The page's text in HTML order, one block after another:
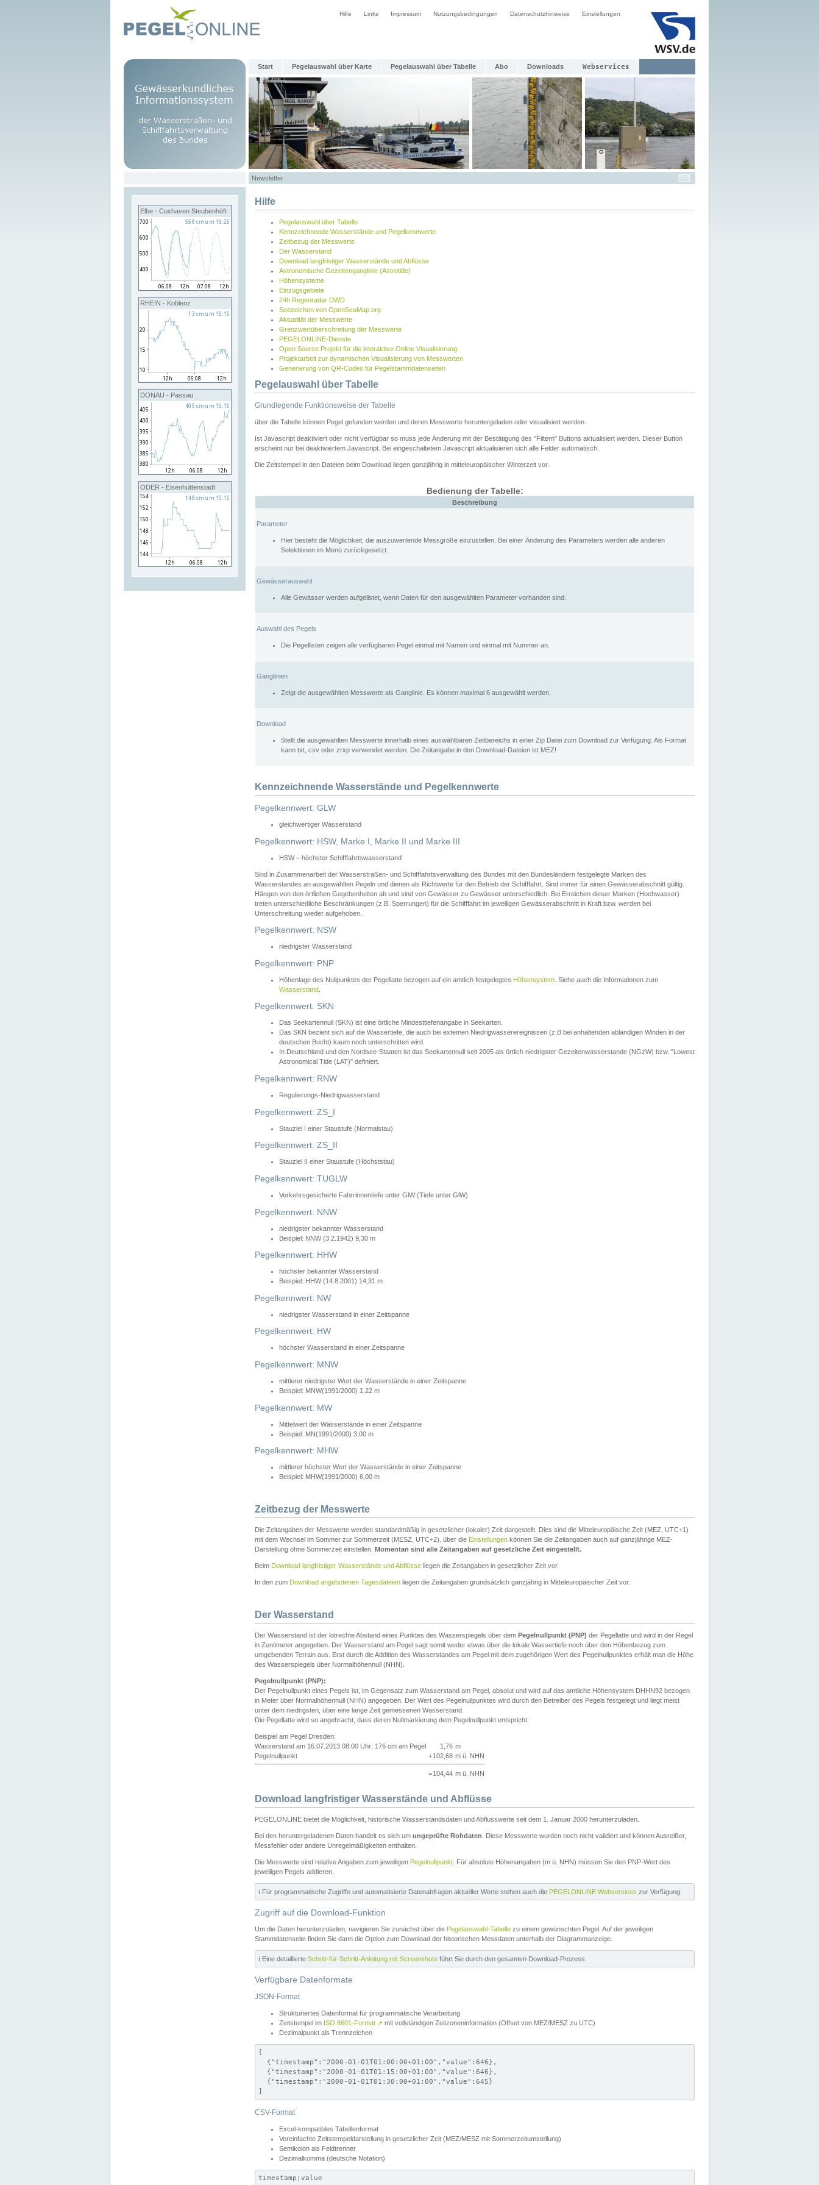
Hilfe Links Impressum Nutzungsbedingungen Datenschutzhinweise Einstellungen
Start Pegelauswahl über Karte Pegelauswahl über Tabelle Abo Downloads Webservices
Newsletter
Elbe - Cuxhaven Steubenhöft
RHEIN - Koblenz
DONAU - Passau
ODER - Eisenhüttenstadt
Hilfe
Pegelauswahl über Tabelle
Kennzeichnende Wasserstände und Pegelkennwerte
Zeitbezug der Messwerte
Der Wasserstand
Download langfristiger Wasserstände und Abflüsse
Astronomische Gezeitenganglinie (Astrotide)
Höhensysteme
Einzugsgebiete
24h Regenradar DWD
Seezeichen von OpenSeaMap.org
Aktualität der Messwerte
Grenzwertüberschreitung der Messwerte
PEGELONLINE-Dienste
Open Source Projekt für die interaktive Online Visualisierung
Projektarbeit zur dynamischen Visualisierung von Messwerten
Generierung von QR-Codes für Pegelstammdatenseiten
Pegelauswahl über Tabelle
Grundlegende Funktionsweise der Tabelle
über die Tabelle können Pegel gefunden werden und deren Messwerte heruntergeladen oder visualisiert werden.
Ist Javascript deaktiviert oder nicht verfügbar so muss jede Änderung mit der Bestätigung des "Filtern" Buttons aktualisiert werden. Dieser Button
erscheint nur bei deaktiviertem Javascript. Bei eingeschaltetem Javascript aktualisieren sich alle Felder automatisch.
Die Zeitstempel in den Dateien beim Download liegen ganzjährig in mitteleuropäischer Winterzeit vor.
Bedienung der Tabelle:
Beschreibung
Parameter
Hier besteht die Möglichkeit, die auszuwertende Messgröße einzustellen. Bei einer Änderung des Parameters werden alle anderen
Selektionen im Menü zurückgesetzt.
Gewässerauswahl
Alle Gewässer werden aufgelistet, wenn Daten für den ausgewählten Parameter vorhanden sind.
Auswahl des Pegels
Die Pegellisten zeigen alle verfügbaren Pegel einmal mit Namen und einmal mit Nummer an.
Ganglinien
Zeigt die ausgewählten Messwerte als Ganglinie. Es können maximal 6 ausgewählt werden.
Download
Stellt die ausgewählten Messwerte innerhalb eines auswählbaren Zeitbereichs in einer Zip Datei zum Download zur Verfügung. Als Format
kann txt, csv oder zrxp verwendet werden. Die Zeitangabe in den Download-Dateien ist MEZ!
Kennzeichnende Wasserstände und Pegelkennwerte
Pegelkennwert: GLW
gleichwertiger Wasserstand
Pegelkennwert: HSW, Marke I, Marke II und Marke III
HSW – höchster Schifffahrtswasserstand
Sind in Zusammenarbeit der Wasserstraßen- und Schifffahrtsverwaltung des Bundes mit den Bundesländern festgelegte Marken des
Wasserstandes an ausgewählten Pegeln und dienen als Richtwerte für den Betrieb der Schifffahrt. Sind immer für einen Gewässerabschnitt gültig.
Hängen von den örtlichen Gegebenheiten ab und sind von Gewässer zu Gewässer unterschiedlich. Bei Erreichen dieser Marken (Hochwasser)
treten unterschiedliche Beschränkungen (z.B. Sperrungen) für die Schifffahrt im jeweiligen Gewässerabschnitt in Kraft bzw. werden bei
Unterschreitung wieder aufgehoben.
Pegelkennwert: NSW
niedrigster Wasserstand
Pegelkennwert: PNP
Höhenlage des Nullpunktes der Pegellatte bezogen auf ein amtlich festgelegtes Höhensystem . Siehe auch die Informationen zum
Wasserstand
Pegelkennwert: SKN
Das Seekartennull (SKN) ist eine örtliche Mindesttiefenangabe in Seekarten.
Das SKN bezieht sich auf die Wassertiefe, die auch bei extemen Niedrigwasserereignissen (z.B bei anhaltenden ablandigen Winden in der
deutschen Bucht) kaum noch unterschritten wird.
In Deutschland und den Nordsee-Staaten ist das Seekartennull seit 2005 als örtlich niedrigster Gezeitenwasserstande (NGzW) bzw. "Lowest
Astronomical Tide (LAT)" definiert.
Pegelkennwert: RNW
Regulierungs-Niedrigwasserstand
Pegelkennwert: ZS_I
Stauziel I einer Staustufe (Normalstau)
Pegelkennwert: ZS_II
Stauziel II einer Staustufe (Höchststau)
Pegelkennwert: TUGLW
Verkehrsgesicherte Fahrrinnentiefe unter GlW (Tiefe unter GlW)
Pegelkennwert: NNW
niedrigster bekannter Wasserstand
Beispiel: NNW (3.2.1942) 9,30 m
Pegelkennwert: HHW
höchster bekannter Wasserstand
Beispiel: HHW (14.8.2001) 14,31 m
Pegelkennwert: NW
niedrigster Wasserstand in einer Zeitspanne
Pegelkennwert: HW
höchster Wasserstand in einer Zeitspanne
Pegelkennwert: MNW
mittlerer niedrigster Wert der Wasserstände in einer Zeitspanne
Beispiel: MNW(1991/2000) 1,22 m
Pegelkennwert: MW
Mittelwert der Wasserstände in einer Zeitspanne
Beispiel: MN(1991/2000) 3,00 m
Pegelkennwert: MHW
mittlerer höchster Wert der Wasserstände in einer Zeitspanne
Beispiel: MHW(1991/2000) 6,00 m
Zeitbezug der Messwerte
Die Zeitangaben der Messwerte werden standardmäßig in gesetzlicher (lokaler) Zeit dargestellt. Dies sind die Mitteleuropäische Zeit (MEZ, UTC+1)
mit dem Wechsel im Sommer zur Sommerzeit (MESZ, UTC+2). über die Einstellungen können Sie die Zeitangaben auch auf ganzjährige MEZ-
Darstellung ohne Sommerzeit einstellen. Momentan sind alle Zeitangaben auf gesetzliche Zeit eingestellt.
Beim Download langfristiger Wasserstände und Abflüsse liegen die Zeitangaben in gesetzlicher Zeit vor.
In den zum Download angebotenen Tagesdateien liegen die Zeitangaben grundsätzlich ganzjährig in Mitteleuropäischer Zeit vor.
Der Wasserstand
Der Wasserstand ist der lotrechte Abstand eines Punktes des Wasserspiegels über dem Pegelnullpunkt (PNP) der Pegellatte und wird in der Regel
in Zentimeter angegeben. Der Wasserstand am Pegel sagt somit weder etwas über die lokale Wassertiefe noch über den Höhenbezug zum
umgebenden Terrain aus. Erst durch die Addition des Wasserstandes am Pegel mit dem zugehörigen Wert des Pegelnullpunktes erhält man die Höhe
des Wasserspiegels über Normalhöhennull (NHN).
Pegelnullpunkt (PNP):
Der Pegelnullpunkt eines Pegels ist, im Gegensatz zum Wasserstand am Pegel, absolut und wird auf das amtliche Höhensystem DHHN92 bezogen
in Meter über Normalhöhennull (NHN) angegeben. Der Wert des Pegelnullpunktes wird durch den Betreiber des Pegels festgelegt und liegt meist
unter dem niedrigsten, über eine lange Zeit gemessenen Wasserstand.
Die Pegellatte wird so angebracht, dass deren Nullmarkierung dem Pegelnullpunkt entspricht.
Beispiel am Pegel Dresden:
Wasserstand am 16.07.2013 08:00 Uhr: 176 cm am Pegel
1,76 m
Pegelnullpunkt
+102,68 m ü. NHN
=104,44 m ü. NHN
Download langfristiger Wasserstände und Abflüsse
PEGELONLINE bietet die Möglichkeit, historische Wasserstandsdaten und Abflusswerte seit dem 1. Januar 2000 herunterzuladen.
Bei den heruntergeladenen Daten handelt es sich um ungeprüfte Rohdaten . Diese Messwerte wurden noch nicht validiert und können Ausreißer,
Messfehler oder andere Unregelmäßigkeiten enthalten.
Die Messwerte sind relative Angaben zum jeweiligen Pegelnullpunkt . Für absolute Höhenangaben (m ü. NHN) müssen Sie den PNP-Wert des
jeweiligen Pegels addieren.
ℹ️ Für programmatische Zugriffe und automatisierte Datenabfragen aktueller Werte stehen auch die PEGELONLINE Webservices zur Verfügung.
Zugriff auf die Download-Funktion
Um die Daten herunterzuladen, navigieren Sie zunächst über die Pegelauswahl-Tabelle zu einem gewünschten Pegel. Auf der jeweiligen
Stammdatenseite finden Sie dann die Option zum Download der historischen Messdaten unterhalb der Diagrammanzeige.
ℹ️ Eine detaillierte Schritt-für-Schritt-Anleitung mit Screenshots führt Sie durch den gesamten Download-Prozess.
Verfügbare Datenformate
JSON-Format
Strukturiertes Datenformat für programmatische Verarbeitung
Zeitstempel im ISO 8601-Format ↗ mit vollständigen Zeitzoneninformation (Offset von MEZ/MESZ zu UTC)
Dezimalpunkt als Trennzeichen
[
  {"timestamp":"2000-01-01T01:00:00+01:00","value":646},
  {"timestamp":"2000-01-01T01:15:00+01:00","value":646},
  {"timestamp":"2000-01-01T01:30:00+01:00","value":645}
]
CSV-Format
Excel-kompatibles Tabellenformat
Vereinfachte Zeitstempeldarstellung in gesetzlicher Zeit (MEZ/MESZ mit Sommerzeitumstellung)
Semikolon als Feldtrenner
Dezimalkomma (deutsche Notation)
timestamp;value